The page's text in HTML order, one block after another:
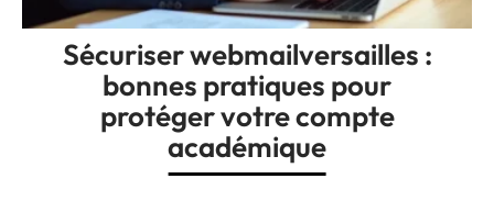
Sécuriser webmailversailles :
bonnes pratiques pour
protéger votre compte
académique